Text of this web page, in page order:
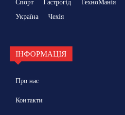
Спорт
Гастрогід ТехноМанія
Україна
Чехія
ІНФОРМАЦІЯ
Про нас
Контакти